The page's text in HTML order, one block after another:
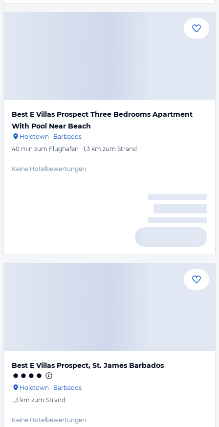
Best E Villas Prospect Three Bedrooms Apartment
With Pool Near Beach
Holetown · Barbados
40 min zum Flughafen · 1,3 km zum Strand
Keine Hotelbewertungen
Best E Villas Prospect, St. James Barbados
Holetown · Barbados
1,3 km zum Strand
Keine Hotelbewertungen